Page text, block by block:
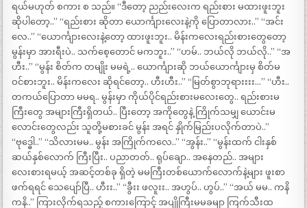
ရယ်မဟုတ် စကား စ သည်။ “ဒီတော့ ညည်းလေးက ရည်းစား မထားဖူးဘူး
ဆိုပါတော့..” “ရည်းစား ဆိုတာ ယောင်္ကျားလေးနဲ့ကို ပြောတာလား..” “အင်း
လေ..” “ယောင်္ကျားလေးနဲ့တော့ ထားဖူးဘူး.. မိန်းကလေးရည်းစားတွေတော့
မွန်းမှာ အားရီးပဲ.. သက်စေ့တောင် မကဘူး..” “ဟမ်.. ဘယ်လို ဘယ်လို..” “အ
ဟီး..” “မွန်း စိတ်က တမျိုး မမရဲ့.. ယောင်္ကျားဆို ဘယ်ယောင်္ကျားမှ စိတ်မ
ဝင်စားဘူး.. မိန်းကလေး ဆိုရင်တော့.. ဟီးဟီး..” “မြတ်စွာဘုရားးးး…” “ဟီး..
တကယ်ပြောတာ မမရ.. မွန်းမှာ ကိုယ်ပိုင်ရည်းစားမလေးတွေ.. ရည်းစားမ
ကြီးတွေ အများကြီးရှိတယ်.. ပြီးတော့ အကိုတွေနဲ့ ကြိုက်သမျှ ယောင်းမ
လောင်းတွေလည်း သူတို့မစားခင် မွန်း အရင် နှိုက်မြည်းပလိုက်တာပဲ..”
“ဗုဒ္ဓေါ..” “သိလားမမ.. မွန်း အကြိုက်ကလေ..” “အွန်း..” “မွန်းထက် ငါးနှစ်
ဆယ်နှစ်လောက် ကြီးပြီး.. ပညာတတ်.. ရုပ်ချော.. အနေတည်.. အများ
လေးစားရမယ့် အဆင့်တစ်ခု ရှိတဲ့ မမကြီးတစ်ယောက်လောက်နဲ့များ ဖူးစာ
ဖက်ရရင် သေပျော်ပြီ.. ဟီးး..” “ခွီးး ဖလူးး.. အဟွပ်.. ဟွပ်..” “အယ် မမ.. ကနိ
ကနိ..” ကြားလိုက်ရသည့် စကားကြောင့် အပျိုကြီးမမခမျာ ကြက်သီးထ